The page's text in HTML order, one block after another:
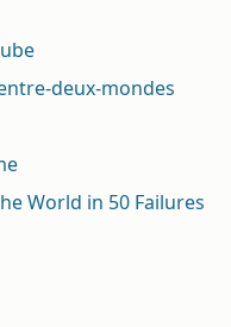
deux-mondes
World in 50 Failures